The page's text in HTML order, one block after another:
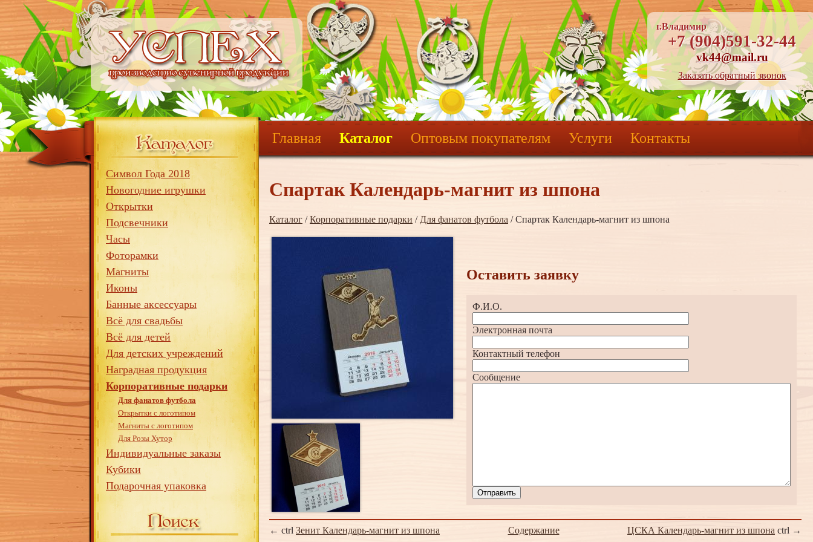
г.Владимир
+7 (904)591-32-44
vk44@mail.ru
Заказать обратный звонок
Символ Года 2018
Новогодние игрушки
Открытки
Подсвечники
Часы
Фоторамки
Магниты
Иконы
Банные аксессуары
Всё для свадьбы
Всё для детей
Для детских учреждений
Наградная продукция
Корпоративные подарки
Для фанатов футбола
Открытки с логотипом
Магниты с логотипом
Для Розы Хутор
Индивидуальные заказы
Кубики
Подарочная упаковка
Главная Каталог Оптовым покупателям Услуги Контакты
Спартак Календарь-магнит из шпона
Каталог /Корпоративные подарки / Для фанатов футбола / Спартак Календарь-магнит из шпона
Оставить заявку
Ф.И.О.
Электронная почта
Контактный телефон
Сообщение
Отправить
ЦСКА Календарь-магнит из шпона ctrl →
← ctrl Зенит Календарь-магнит из шпона Содержание